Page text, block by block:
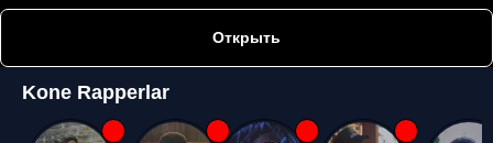
Открыть
Kone Rapperlar